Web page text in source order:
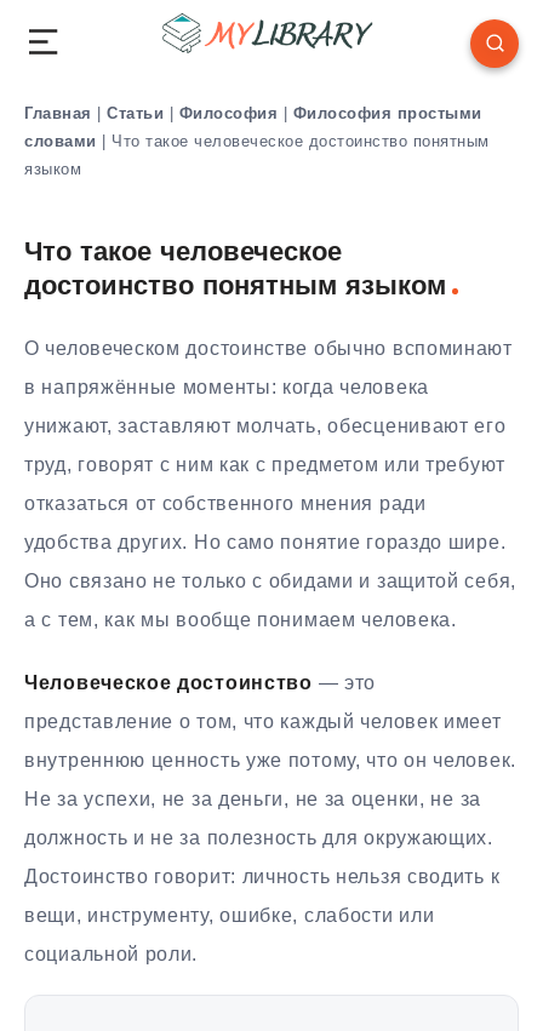
Главная | Статьи | Философия | Философия простыми
словами | Что такое человеческое достоинство понятным
языком
Что такое человеческое
достоинство понятным языком
О человеческом достоинстве обычно вспоминают
в напряжённые моменты: когда человека
унижают, заставляют молчать, обесценивают его
труд, говорят с ним как с предметом или требуют
отказаться от собственного мнения ради
удобства других. Но само понятие гораздо шире.
Оно связано не только с обидами и защитой себя,
а с тем, как мы вообще понимаем человека.
Человеческое достоинство — это
представление о том, что каждый человек имеет
внутреннюю ценность уже потому, что он человек.
Не за успехи, не за деньги, не за оценки, не за
должность и не за полезность для окружающих.
Достоинство говорит: личность нельзя сводить к
вещи, инструменту, ошибке, слабости или
социальной роли.